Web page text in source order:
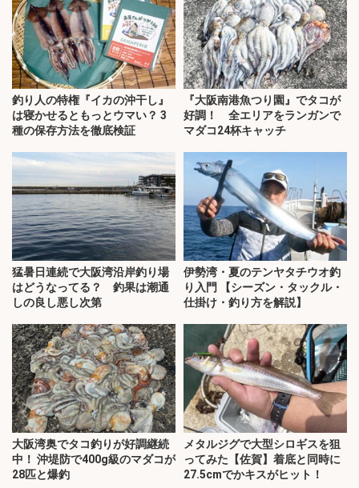
釣り人の特権『イカの沖干し』
は寝かせるともっとウマい？ 3
種の保存方法を徹底検証
『大阪南港魚つり園』でタコが
好調！ 全エリアをランガンで
マダコ24杯キャッチ
猛暑日連続で大阪湾沿岸釣り場
はどうなってる？ 釣果は潮通
しの良し悪し次第
伊勢湾・夏のテンヤタチウオ釣
り入門 【シーズン・タックル・
仕掛け・釣り方を解説】
大阪湾奥でタコ釣りが好調継続
中！ 沖堤防で400g級のマダコが
28匹と爆釣
メタルジグで大型シロギスを狙
ってみた【佐賀】着底と同時に
27.5cmでかキスがヒット！